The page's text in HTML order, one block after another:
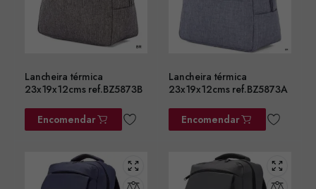
Lancheira térmica
23x19x12cms ref.BZ5873B
Encomendar
Lancheira térmica
23x19x12cms ref.BZ5873A
Encomendar